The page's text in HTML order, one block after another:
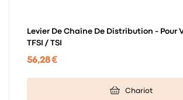
Levier De Chaîne De Distribution - Pour
TFSI / TSI
56,28 €
Chariot